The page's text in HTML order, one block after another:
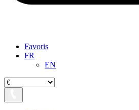
Favoris
FR
EN